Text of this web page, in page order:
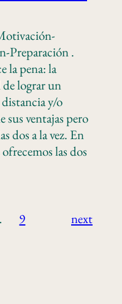
Preparación .
la pena: la
lograr un
y/o
sus ventajas pero
dos a la vez. En
las dos
9 next